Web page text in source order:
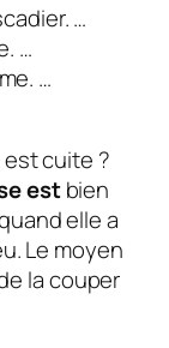
…
…
…
cuite ?
estbien
elle a
Le moyen
la couper